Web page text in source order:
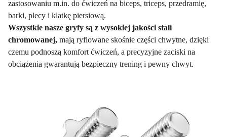
zastosowaniu m.in. do ćwiczeń na biceps, triceps, przedramię,
barki, plecy i klatkę piersiową.
Wszystkie nasze gryfy są z wysokiej jakości stali
chromowanej, mają ryflowane skośnie części chwytne, dzięki
czemu podnoszą komfort ćwiczeń, a precyzyjne zaciski na
obciążenia gwarantują bezpieczny trening i pewny chwyt.